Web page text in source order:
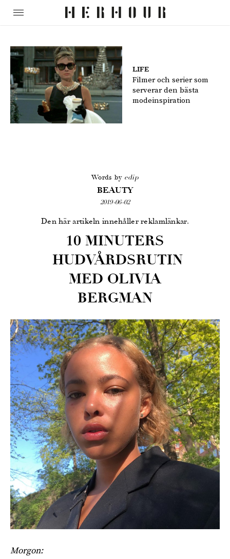
LIFE
Filmer och serier som
serverar den bästa
modeinspiration
Words by edip
BEAUTY
2019-06-02
Den här artikeln innehåller reklamlänkar.
10 MINUTERS
HUDVÅRDSRUTIN
MED OLIVIA
BERGMAN
Morgon: